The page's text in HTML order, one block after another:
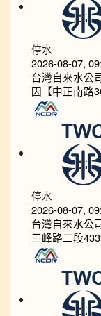
停水
2026-08-07,
台灣自來水公
因【中正南路
停水
2026-08-07,
台灣自來水公
三峰路二段